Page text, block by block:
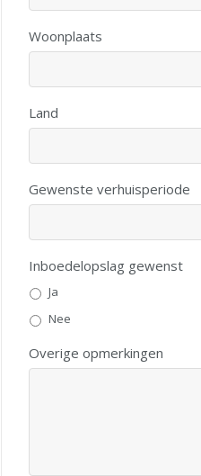
Woonplaats
Land
Gewenste verhuisperiode
Inboedelopslag gewenst
Ja
Nee
Overige opmerkingen